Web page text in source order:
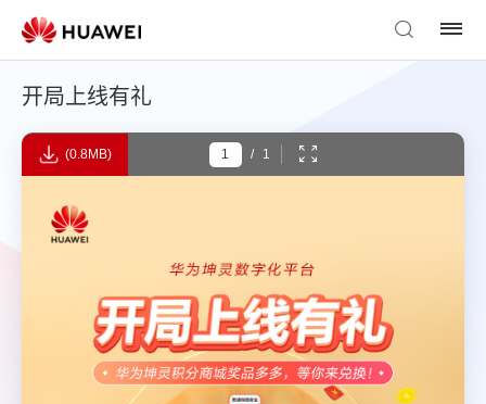
开局上线有礼
(0.8MB) / 1